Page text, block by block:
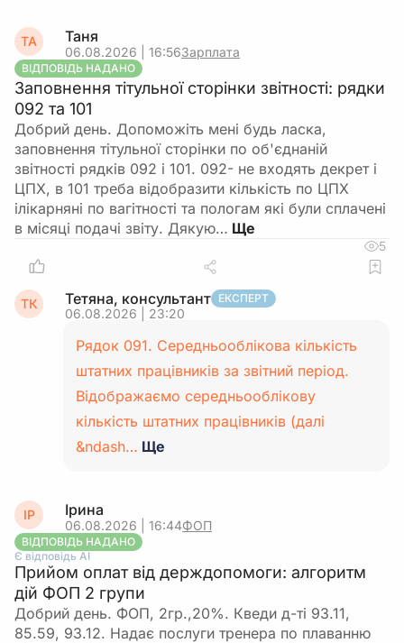
ТА Таня
06.08.2026 | 16:56Зарплата
ВІДПОВІДЬ НАДАНО
Заповнення тітульної сторінки звітності: рядки
092 та 101
Добрий день. Допоможіть мені будь ласка,
заповнення тітульної сторінки по об'єднаній
звітності рядків 092 і 101. 092- не входять декрет і
ЦПХ, в 101 треба відобразити кількість по ЦПХ
ілікарняні по вагітності та пологам які були сплачені
в місяці подачі звіту. Дякую…
5
ТК Тетяна, консультант ЕКСПЕРТ
06.08.2026 | 23:20
Рядок 091. Середньооблікова кількість
штатних працівників за звітний період.
Відображаємо середньооблікову
кількість штатних працівників (далі
&ndash… Ще
ІР Ірина
06.08.2026 | 16:44ФОП
ВІДПОВІДЬ НАДАНО
Є відповідь АІ
Прийом оплат від держдопомоги: алгоритм
дій ФОП 2 групи
Добрий день. ФОП, 2гр.,20%. Кведи д-ті 93.11,
85.59, 93.12. Надає послуги тренера по плаванню